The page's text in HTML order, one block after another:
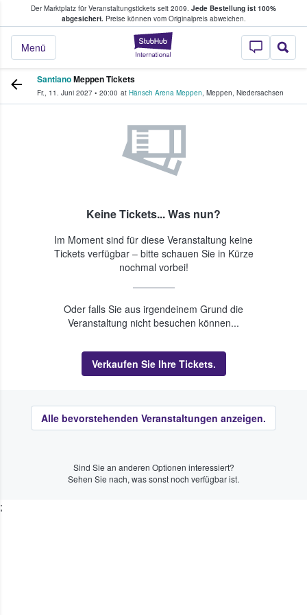
Der Marktplatz für Veranstaltungstickets seit 2009. Jede Bestellung ist 100%
abgesichert.Preise können vom Originalpreis abweichen.
StubHub - Wo
Menü
Tickets kaufen & verkaufen
SantianoMeppen Tickets
Fr., 11. Juni 2027 • 20:00 at Hänsch Arena Meppen, Meppen, Niedersachsen
Keine Tickets... Was nun?
Im Moment sind für diese Veranstaltung keine
Tickets verfügbar – bitte schauen Sie in Kürze
nochmal vorbei!
Oder falls Sie aus irgendeinem Grund die
Veranstaltung nicht besuchen können...
Verkaufen Sie Ihre Tickets.
Alle bevorstehenden Veranstaltungen anzeigen.
Sind Sie an anderen Optionen interessiert?
Sehen Sie nach, was sonst noch verfügbar ist.
;